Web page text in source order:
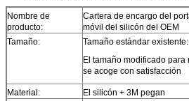
Nombre de
producto:
Cartera de encargo del
móvil del silicón del OEM
Tamaño:
Tamaño estándar
El tamaño modificado
se acoge con satisfacción
Material:
El silicón + 3M pegan